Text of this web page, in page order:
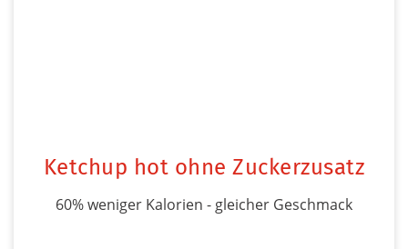
Ketchup hot ohne Zuckerzusatz
60% weniger Kalorien - gleicher Geschmack